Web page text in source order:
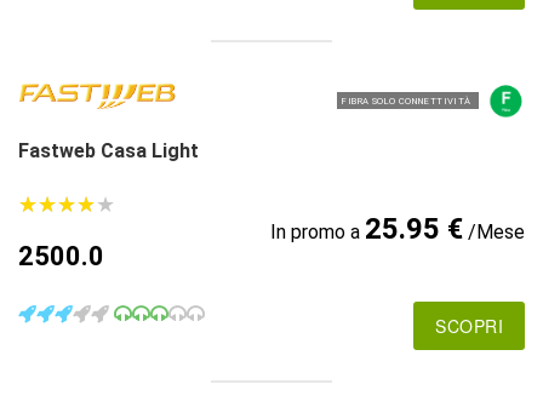
FIBRA SOLO CONNETTIVITÀ
Fastweb Casa Light
★★★★★
★★★★★
2500.0
In promo a 25.95 €/Mese
SCOPRI